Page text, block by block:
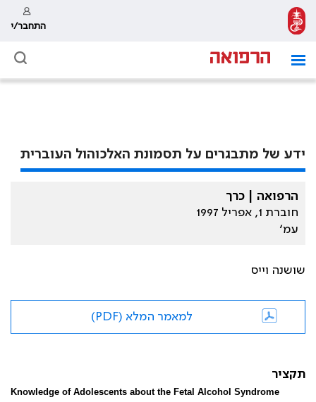
התחבר/י
ידע של מתבגרים על תסמונת האלכוהול העוברית
הרפואה | כרך
חוברת 1, אפריל 1997
עמ׳
שושנה וייס
למאמר המלא (PDF)
תקציר
Knowledge of Adolescents about the Fetal Alcohol Syndrome